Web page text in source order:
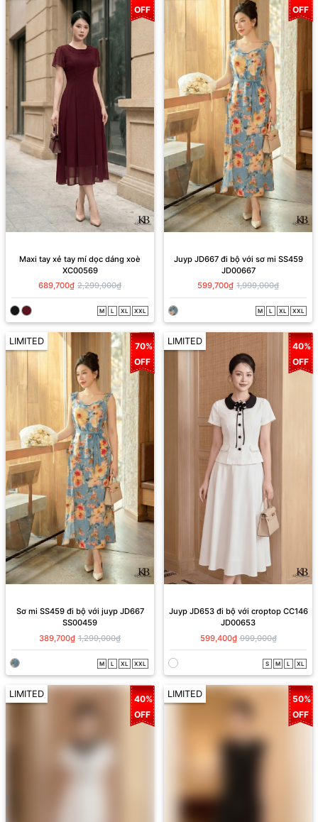
OFF
Maxi tay xẻ tay mí dọc dáng xoè
XC00569
689,700₫ 2,299,000₫
M L XL XXL
OFF
Juyp JD667 đi bộ với sơ mi SS459
JD00667
599,700₫ 1,999,000₫
M L XL XXL
LIMITED
70%
OFF
Sơ mi SS459 đi bộ với juyp JD667
SS00459
389,700₫ 1,299,000₫
M L XL XXL
LIMITED
40%
OFF
Juyp JD653 đi bộ với croptop CC146
JD00653
599,400₫ 999,000₫
S M L XL
LIMITED
40%
OFF
LIMITED
50%
OFF